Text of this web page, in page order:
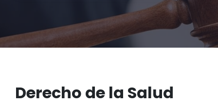
Derecho de la Salud